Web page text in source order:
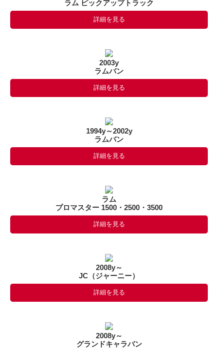
ラム ピックアップトラック
詳細を見る
2003y
ラムバン
詳細を見る
1994y～2002y
ラムバン
詳細を見る
ラム
プロマスター 1500・2500・3500
詳細を見る
2008y～
JC（ジャーニー）
詳細を見る
2008y～
グランドキャラバン